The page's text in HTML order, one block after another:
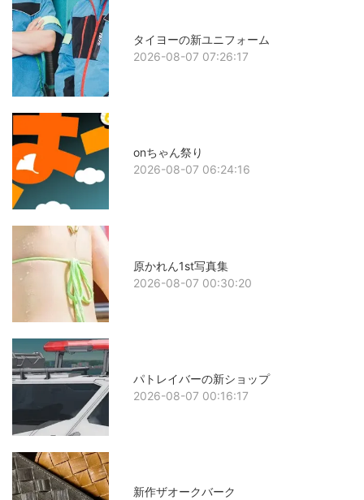
タイヨーの新ユニフォーム
2026-08-07 07:26:17
onちゃん祭り
2026-08-07 06:24:16
原かれん1st写真集
2026-08-07 00:30:20
パトレイバーの新ショップ
2026-08-07 00:16:17
新作ザオークバーク